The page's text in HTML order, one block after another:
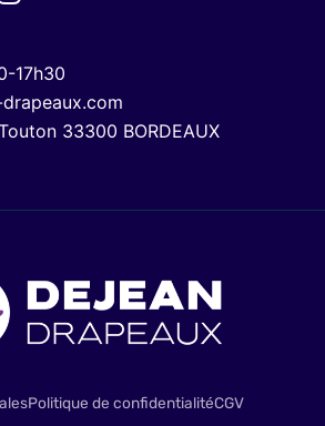
17h30
33300 BORDEAUX
Politique de confidentialitéCGV